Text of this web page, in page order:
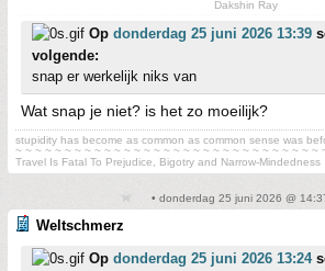
Dakshin Ray
Op donderdag 25 juni 2026 13:39
volgende:
snap er werkelijk niks van
Wat snap je niet? is het zo moeilijk?
stupidity has become as common as common sense was
~ ~ ~ ~ ~ ~ ~ ~ ~ ~ ~ ~ ~ ~ ~ ~ ~ ~ ~ ~ ~ ~ ~ ~ ~ ~ ~ ~ ~ ~ ~
Travel Is Fatal To Prejudice, Bigotry and Narrow-Mindedness
• donderdag 25 juni 2026 @
Weltschmerz
Op donderdag 25 juni 2026 13:24